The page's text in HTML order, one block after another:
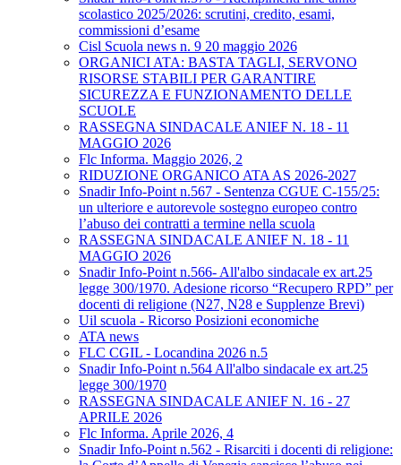
scolastico 2025/2026: scrutini, credito, esami,
commissioni d’esame
Cisl Scuola news n. 9 20 maggio 2026
ORGANICI ATA: BASTA TAGLI, SERVONO
RISORSE STABILI PER GARANTIRE
SICUREZZA E FUNZIONAMENTO DELLE
SCUOLE
RASSEGNA SINDACALE ANIEF N. 18 - 11
MAGGIO 2026
Flc Informa. Maggio 2026, 2
RIDUZIONE ORGANICO ATA AS 2026-2027
Snadir Info-Point n.567 - Sentenza CGUE C‑155/25:
un ulteriore e autorevole sostegno europeo contro
l’abuso dei contratti a termine nella scuola
RASSEGNA SINDACALE ANIEF N. 18 - 11
MAGGIO 2026
Snadir Info-Point n.566- All'albo sindacale ex art.25
legge 300/1970. Adesione ricorso “Recupero RPD” per
docenti di religione (N27, N28 e Supplenze Brevi)
Uil scuola - Ricorso Posizioni economiche
ATA news
FLC CGIL - Locandina 2026 n.5
Snadir Info-Point n.564 All'albo sindacale ex art.25
legge 300/1970
RASSEGNA SINDACALE ANIEF N. 16 - 27
APRILE 2026
Flc Informa. Aprile 2026, 4
Snadir Info-Point n.562 - Risarciti i docenti di religione: